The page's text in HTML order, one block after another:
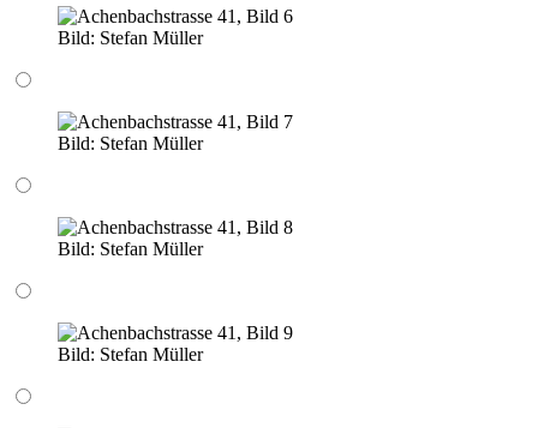
Bild: Stefan Müller
Bild: Stefan Müller
Bild: Stefan Müller
Bild: Stefan Müller